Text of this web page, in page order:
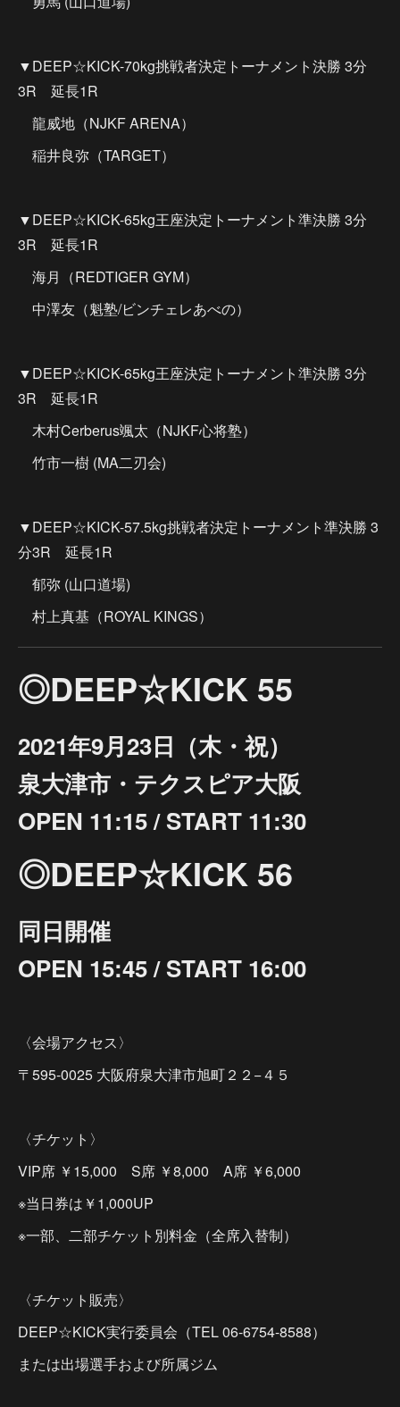
▼DEEP☆KICK-70kg挑戦者決定トーナメント決勝 3分
3R 延長1R
龍威地（NJKF ARENA）
稲井良弥（TARGET）
▼DEEP☆KICK-65kg王座決定トーナメント準決勝 3分
3R 延長1R
海月（REDTIGER GYM）
中澤友（魁塾/ビンチェレあべの）
▼DEEP☆KICK-65kg王座決定トーナメント準決勝 3分
3R 延長1R
木村Cerberus颯太（NJKF心将塾）
竹市一樹 (MA二刃会)
▼DEEP☆KICK-57.5kg挑戦者決定トーナメント準決勝 3
分3R 延長1R
郁弥 (山口道場)
村上真基（ROYAL KINGS）
◎DEEP☆KICK 55
2021年9月23日（木・祝）
泉大津市・テクスピア大阪
OPEN 11:15 / START 11:30
◎DEEP☆KICK 56
同日開催
OPEN 15:45 / START 16:00
〈会場アクセス〉
〒595-0025 大阪府泉大津市旭町２２−４５
〈チケット〉
VIP席 ￥15,000 S席 ￥8,000 A席 ￥6,000
※当日券は￥1,000UP
※一部、二部チケット別料金（全席入替制）
〈チケット販売〉
DEEP☆KICK実行委員会（TEL 06-6754-8588）
または出場選手および所属ジム